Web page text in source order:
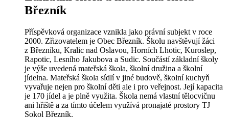
Březník
Příspěvková organizace vznikla jako právní subjekt v roce
2000. Zřizovatelem je Obec Březník. Školu navštěvují žáci
z Březníku, Kralic nad Oslavou, Horních Lhotic, Kuroslep,
Rapotic, Lesního Jakubova a Sudic. Součástí základní školy
je výše uvedená mateřská škola, školní družina a školní
jídelna. Mateřská škola sídlí v jiné budově, školní kuchyň
vyvařuje nejen pro školní děti ale i pro veřejnost. Její kapacita
je 170 jídel a je plně využita. Škola nemá vlastní tělocvičnu
ani hřiště a za tímto účelem využívá pronajaté prostory TJ
Sokol Březník.